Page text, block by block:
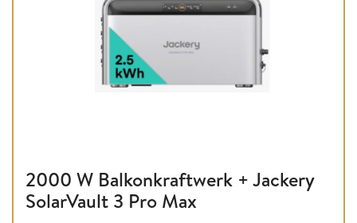
2000 W Balkonkraftwerk + Jackery
SolarVault 3 Pro Max